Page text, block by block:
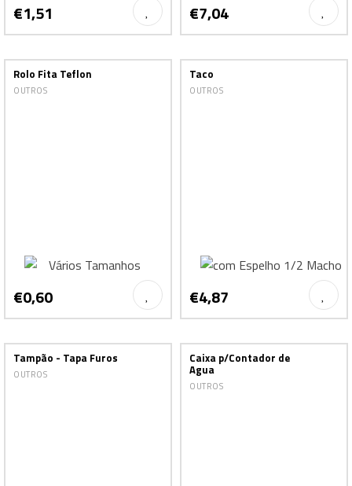
€1,51 €7,04
Rolo Fita Teflon
OUTROS
€0,60
Taco
OUTROS
€4,87
Tampão - Tapa Furos
OUTROS
Caixa p/Contador de
Agua
OUTROS